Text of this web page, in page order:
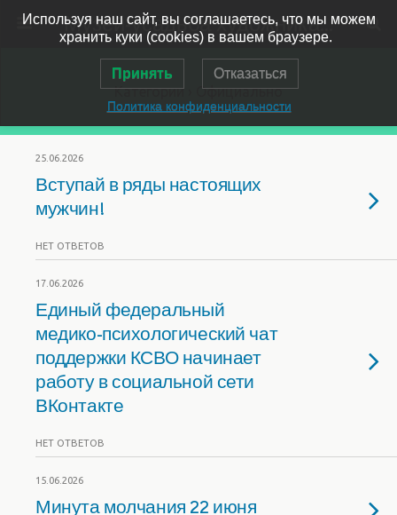
Музей-усадьба художника Ярошенко
Категории › Официально
25.06.2026
Вступай в ряды настоящих
мужчин!
НЕТ ОТВЕТОВ
17.06.2026
Единый федеральный
медико-психологический чат
поддержки КСВО начинает
работу в социальной сети
ВКонтакте
НЕТ ОТВЕТОВ
15.06.2026
Минута молчания 22 июня
Используя наш сайт, вы соглашаетесь, что мы можем
хранить куки (cookies) в вашем браузере.
Принять Отказаться
Политика конфиденциальности